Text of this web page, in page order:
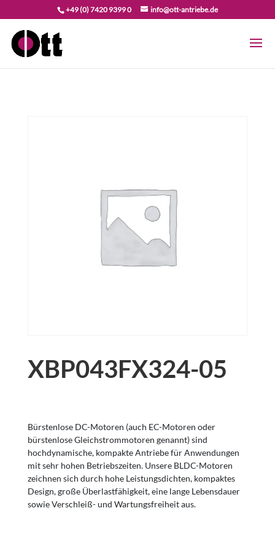
+49 (0) 7420 9399 0 info@ott-antriebe.de
XBP043FX324-05
Bürstenlose DC-Motoren (auch EC-Motoren oder
bürstenlose Gleichstrommotoren genannt) sind
hochdynamische, kompakte Antriebe für Anwendungen
mit sehr hohen Betriebszeiten. Unsere BLDC-Motoren
zeichnen sich durch hohe Leistungsdichten, kompaktes
Design, große Überlastfähigkeit, eine lange Lebensdauer
sowie Verschleiß- und Wartungsfreiheit aus.